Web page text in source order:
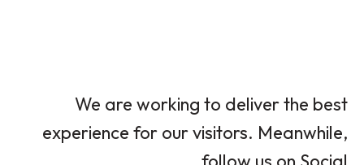
We are working to deliver the best
experience for our visitors. Meanwhile,